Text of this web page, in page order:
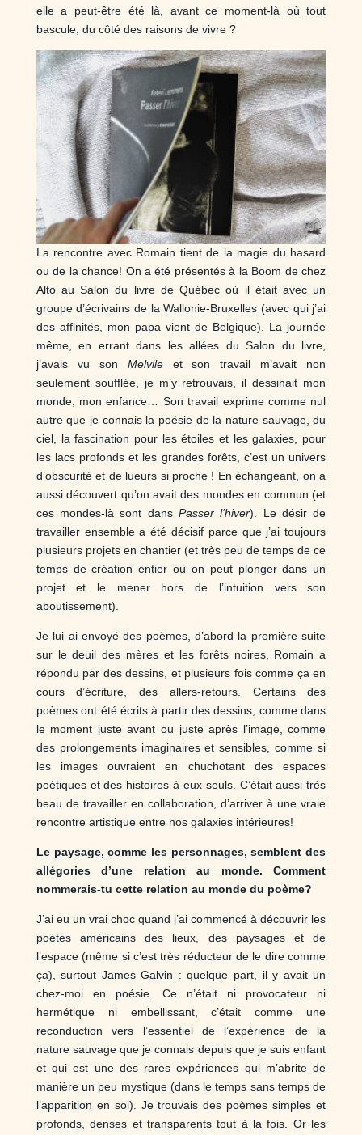
elle a peut-être été là, avant ce moment-là où tout
bascule, du côté des raisons de vivre ?
La rencontre avec Romain tient de la magie du hasard
ou de la chance! On a été présentés à la Boom de chez
Alto au Salon du livre de Québec où il était avec un
groupe d’écrivains de la Wallonie-Bruxelles (avec qui j’ai
des affinités, mon papa vient de Belgique). La journée
même, en errant dans les allées du Salon du livre,
j’avais vu son Melvileet son travail m’avait non
seulement soufflée, je m’y retrouvais, il dessinait mon
monde, mon enfance… Son travail exprime comme nul
autre que je connais la poésie de la nature sauvage, du
ciel, la fascination pour les étoiles et les galaxies, pour
les lacs profonds et les grandes forêts, c’est un univers
d’obscurité et de lueurs si proche ! En échangeant, on a
aussi découvert qu’on avait des mondes en commun (et
ces mondes-là sont dans Passer l’hiver). Le désir de
travailler ensemble a été décisif parce que j’ai toujours
plusieurs projets en chantier (et très peu de temps de ce
temps de création entier où on peut plonger dans un
projet et le mener hors de l’intuition vers son
aboutissement).
Je lui ai envoyé des poèmes, d’abord la première suite
sur le deuil des mères et les forêts noires, Romain a
répondu par des dessins, et plusieurs fois comme ça en
cours d’écriture, des allers-retours. Certains des
poèmes ont été écrits à partir des dessins, comme dans
le moment juste avant ou juste après l’image, comme
des prolongements imaginaires et sensibles, comme si
les images ouvraient en chuchotant des espaces
poétiques et des histoires à eux seuls. C’était aussi très
beau de travailler en collaboration, d’arriver à une vraie
rencontre artistique entre nos galaxies intérieures!
Le paysage, comme les personnages, semblent des
allégories d’une relation au monde. Comment
nommerais-tu cette relation au monde du poème?
J’ai eu un vrai choc quand j’ai commencé à découvrir les
poètes américains des lieux, des paysages et de
l’espace (même si c’est très réducteur de le dire comme
ça), surtout James Galvin : quelque part, il y avait un
chez-moi en poésie. Ce n’était ni provocateur ni
hermétique ni embellissant, c’était comme une
reconduction vers l’essentiel de l’expérience de la
nature sauvage que je connais depuis que je suis enfant
et qui est une des rares expériences qui m’abrite de
manière un peu mystique (dans le temps sans temps de
l’apparition en soi). Je trouvais des poèmes simples et
profonds, denses et transparents tout à la fois. Or les